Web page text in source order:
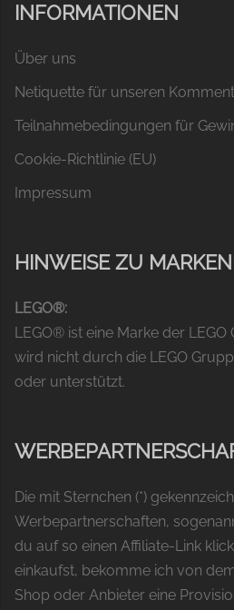
INFORMATIONEN
Über uns
Netiquette für unseren
Teilnahmebedingungen für
Cookie-Richtlinie (EU)
Impressum
HINWEISE ZU
LEGO®:
LEGO® ist eine Marke der LEGO
wird nicht durch die LEGO
oder unterstützt.
Die mit Sternchen (*)
Werbepartnerschaften,
du auf so einen Affiliate-Link
einkaufst, bekomme ich von
Shop oder Anbieter eine